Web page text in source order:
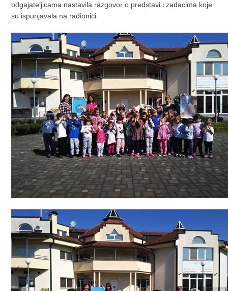
odgajateljicama nastavila razgovor o predstavi i zadacima koje
su ispunjavala na radionici.